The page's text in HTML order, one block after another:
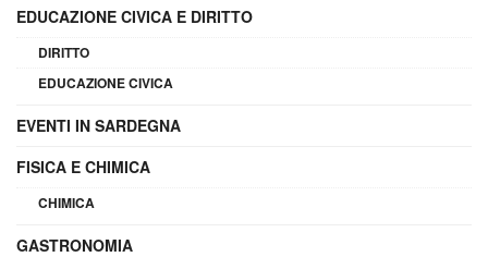
EDUCAZIONE CIVICA E DIRITTO
DIRITTO
EDUCAZIONE CIVICA
EVENTI IN SARDEGNA
FISICA E CHIMICA
CHIMICA
GASTRONOMIA